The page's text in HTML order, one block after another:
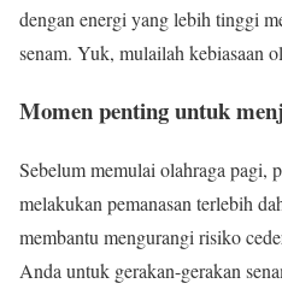
dengan energi yang lebih tinggi
senam. Yuk, mulailah kebiasaan
Momen penting untuk
Sebelum memulai olahraga pagi,
melakukan pemanasan terlebih
membantu mengurangi risiko
Anda untuk gerakan-gerakan